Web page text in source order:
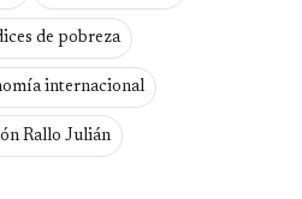
de pobreza
internacional
Rallo Julián